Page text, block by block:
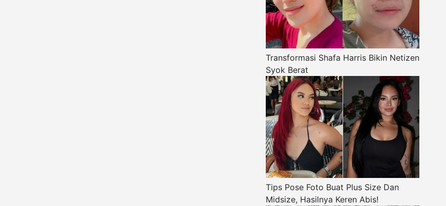
Transformasi Shafa Harris Bikin Netizen
Syok Berat
Tips Pose Foto Buat Plus Size Dan
Midsize, Hasilnya Keren Abis!